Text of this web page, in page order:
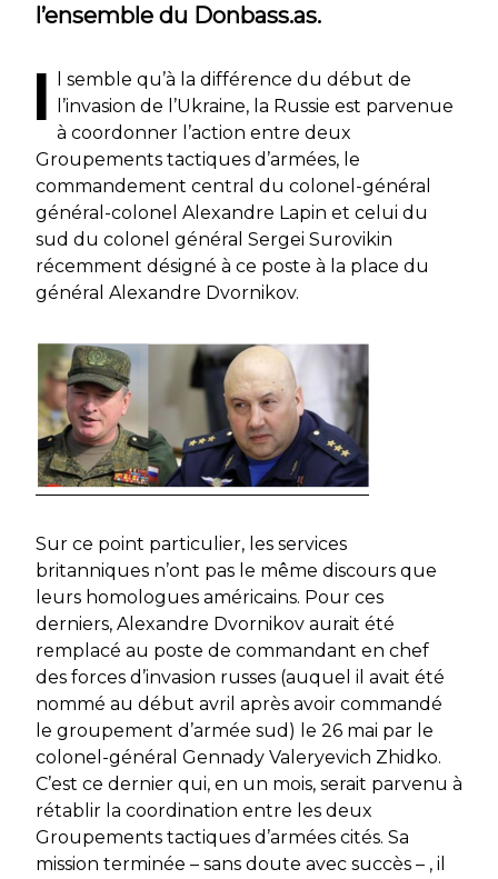
l’ensemble du Donbass.as.
I
l semble qu’à la différence du début de
l’invasion de l’Ukraine, la Russie est parvenue
à coordonner l’action entre deux
Groupements tactiques d’armées, le
commandement central du colonel-général
général-colonel Alexandre Lapin et celui du
sud du colonel général Sergei Surovikin
récemment désigné à ce poste à la place du
général Alexandre Dvornikov.
Sur ce point particulier, les services
britanniques n’ont pas le même discours que
leurs homologues américains. Pour ces
derniers, Alexandre Dvornikov aurait été
remplacé au poste de commandant en chef
des forces d’invasion russes (auquel il avait été
nommé au début avril après avoir commandé
le groupement d’armée sud) le 26 mai par le
colonel-général Gennady Valeryevich Zhidko.
C’est ce dernier qui, en un mois, serait parvenu à
rétablir la coordination entre les deux
Groupements tactiques d’armées cités. Sa
mission terminée – sans doute avec succès – , il